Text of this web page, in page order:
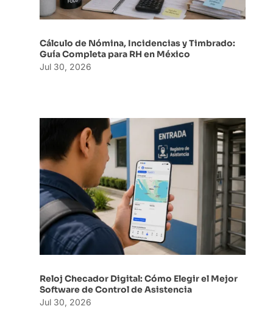
Cálculo de Nómina, Incidencias y Timbrado:
Guía Completa para RH en México
Jul 30, 2026
Reloj Checador Digital: Cómo Elegir el Mejor
Software de Control de Asistencia
Jul 30, 2026